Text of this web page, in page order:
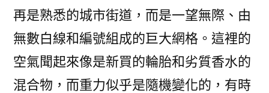
再是熟悉的城市街道，而是一望無際、由
無數白線和編號組成的巨大網格。這裡的
空氣聞起來像是新買的輪胎和劣質香水的
混合物，而重力似乎是隨機變化的，有時